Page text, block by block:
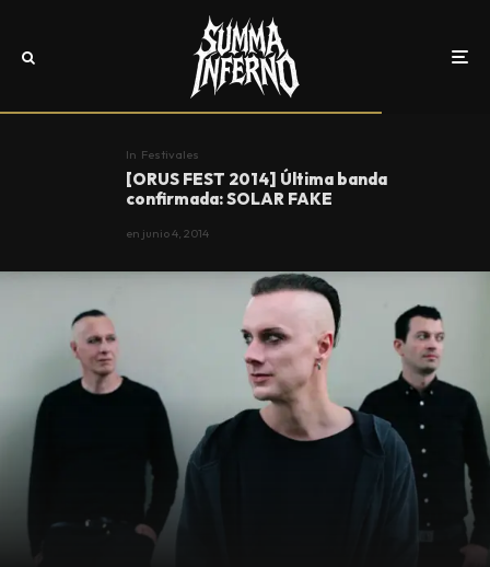
In Festivales
[ORUS FEST 2014] Última banda
confirmada: SOLAR FAKE
en junio 4, 2014